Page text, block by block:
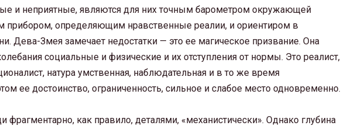
и неприятные, являются для них точным барометром окружающей
прибором, определяющим нравственные реалии, и ориентиром в
Дева-Змея замечает недостатки — это ее магическое призвание. Она
социальные и физические и их отступления от нормы. Это реалист,
натура умственная, наблюдательная и в то же время
ее достоинство, ограниченность, сильное и слабое место одновременно.
фрагментарно, как правило, деталями, «механистически». Однако глубина